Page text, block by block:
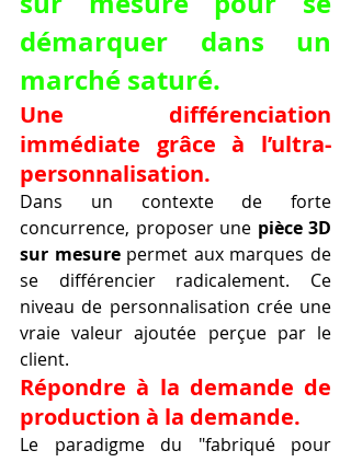
démarquer dans un
marché saturé.
Une différenciation
immédiate grâce à l’ultra-
personnalisation.
Dans un contexte de forte
concurrence, proposer une pièce 3D
sur mesure permet aux marques de
se différencier radicalement. Ce
niveau de personnalisation crée une
vraie valeur ajoutée perçue par le
client.
Répondre à la demande de
production à la demande.
Le paradigme du "fabriqué pour